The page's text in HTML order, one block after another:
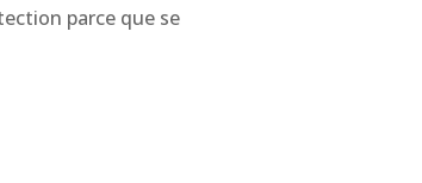
parce que se